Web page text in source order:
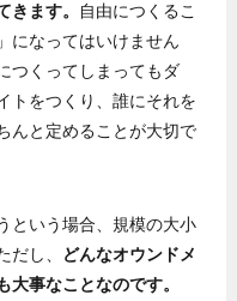
きます。
自由につくるこ
になってはいけません
つくってしまってもダ
トをつくり、誰にそれを
んと定めることが大切で
という場合、規模の大小
だし、
どんなオウンドメ
事なことなのです。